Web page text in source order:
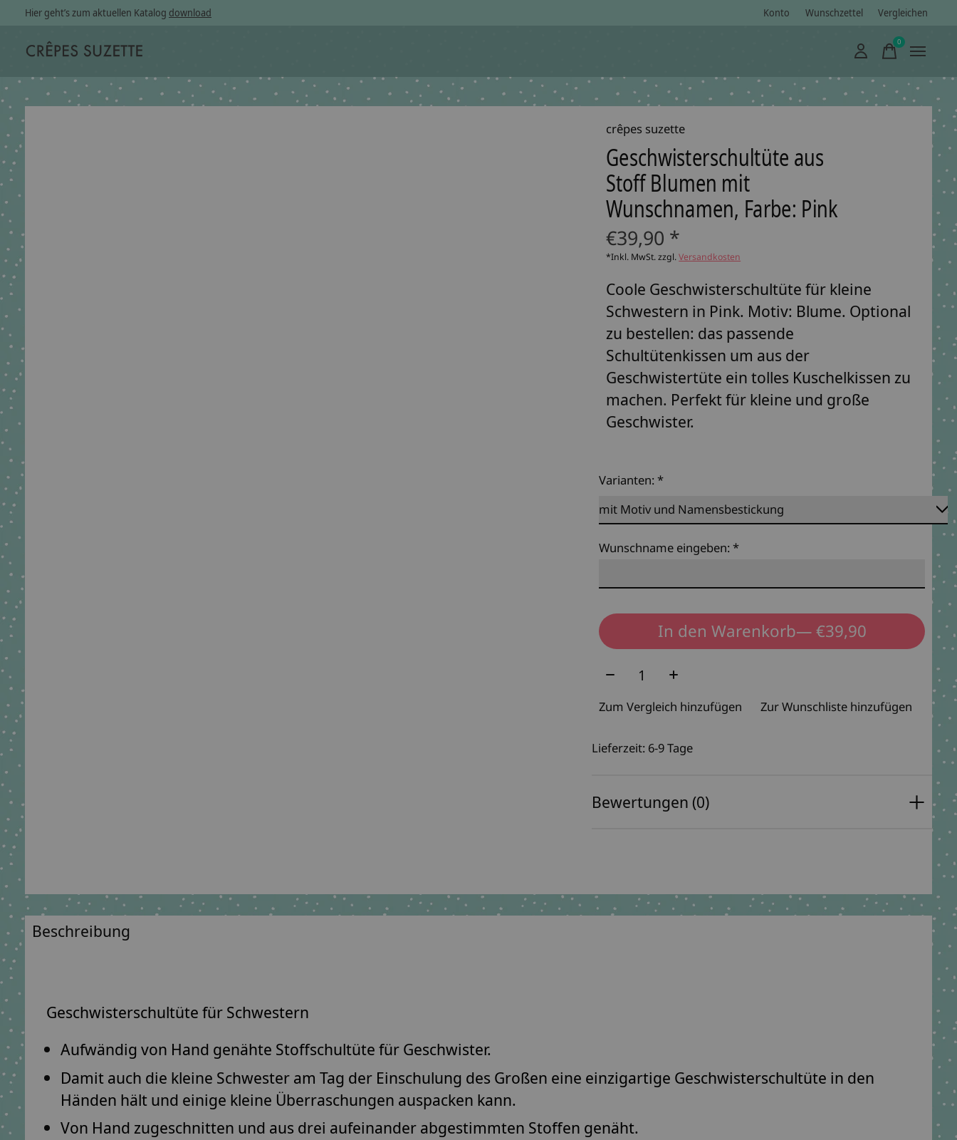
Hier geht’s zum aktuellen Katalog download Konto Wunschzettel Vergleichen
0items
crêpes suzette
Geschwisterschultüte aus
Stoff Blumen mit
Wunschnamen, Farbe: Pink
€39,90 *
*Inkl. MwSt. zzgl.Versandkosten
Coole Geschwisterschultüte für kleine
Schwestern in Pink. Motiv: Blume. Optional
zu bestellen: das passende
Schultütenkissen um aus der
Geschwistertüte ein tolles Kuschelkissen zu
machen. Perfekt für kleine und große
Geschwister.
Varianten:*
Wunschname eingeben:*
In den Warenkorb
— €39,90
Menge:
Zum Vergleich hinzufügen Zur Wunschliste hinzufügen
Lieferzeit: 6-9 Tage
Bewertungen (0)
Beschreibung
Geschwisterschultüte für Schwestern
Aufwändig von Hand genähte Stoffschultüte für Geschwister.
Damit auch die kleine Schwester am Tag der Einschulung des Großen eine einzigartige Geschwisterschultüte in den
Händen hält und einige kleine Überraschungen auspacken kann.
Von Hand zugeschnitten und aus drei aufeinander abgestimmten Stoffen genäht.